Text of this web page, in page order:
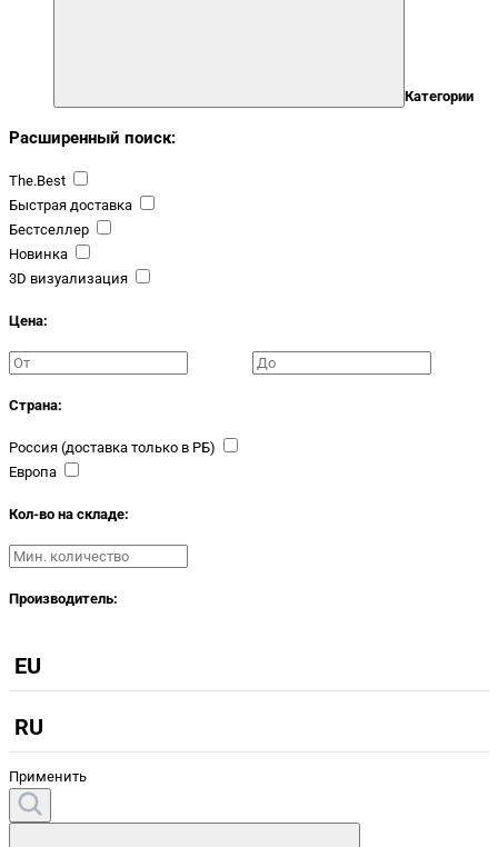
Категории
Расширенный поиск:
The.Best
Быстрая доставка
Бестселлер
Новинка
3D визуализация
Цена:
Страна:
Россия (доставка только в РБ)
Европа
Кол-во на складе:
Производитель:
EU
RU
Применить